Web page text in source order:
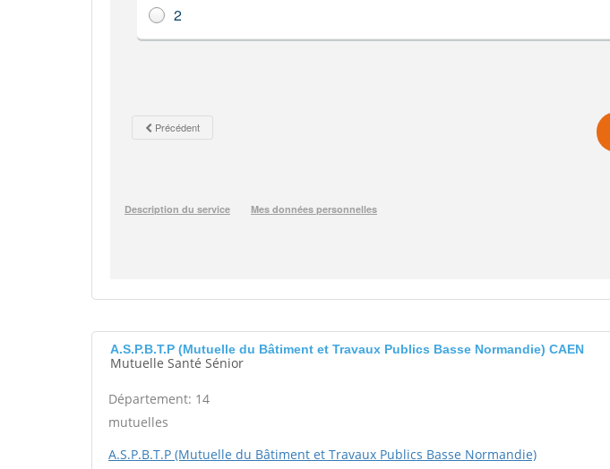
A.S.P.B.T.P (Mutuelle du Bâtiment et Travaux Publics Basse Normandie) CAEN
Mutuelle Santé Sénior
Département: 14
mutuelles
A.S.P.B.T.P (Mutuelle du Bâtiment et Travaux Publics Basse Normandie)